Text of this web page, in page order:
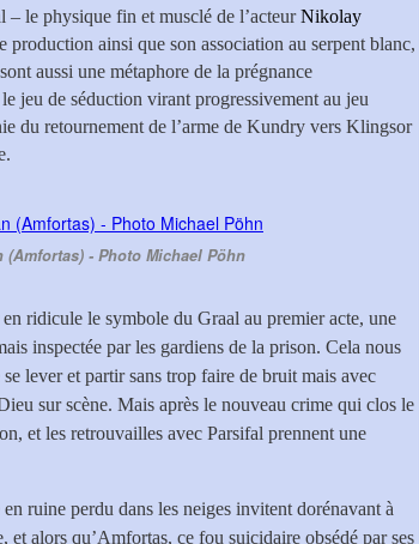
– le physique fin et musclé de l’acteurNikolay
production ainsi que son association au serpent blanc,
aussi une métaphore de la prégnance
jeu de séduction virant progressivement au jeu
du retournement de l’arme de Kundry vers Klingsor
(Amfortas) - Photo Michael Pöhn
ridicule le symbole du Graal au premier acte, une
inspectée par les gardiens de la prison. Cela nous
lever et partir sans trop faire de bruit mais avec
sur scène. Mais après le nouveau crime qui clos le
et les retrouvailles avec Parsifal prennent une
ruine perdu dans les neiges invitent dorénavant à
alors qu’Amfortas, ce fou suicidaire obsédé par ses